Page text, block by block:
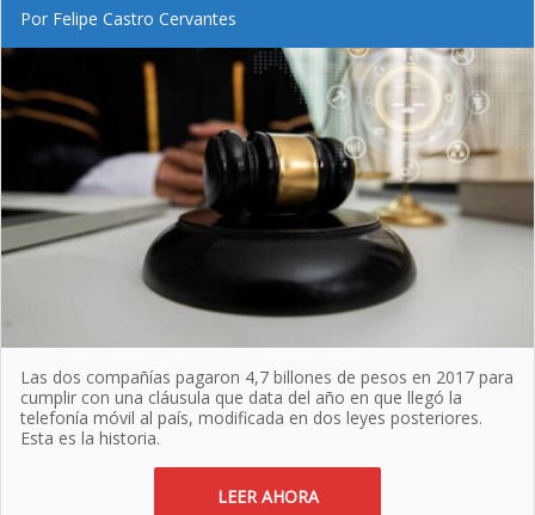
Por Felipe Castro Cervantes
Las dos compañías pagaron 4,7 billones de pesos en 2017 para
cumplir con una cláusula que data del año en que llegó la
telefonía móvil al país, modificada en dos leyes posteriores.
Esta es la historia.
LEER AHORA